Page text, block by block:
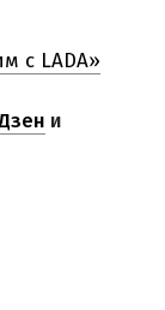
с LADA»
и